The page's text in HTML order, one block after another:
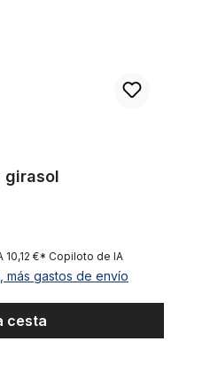
girasol
10,12 €* Copiloto de IA
más gastos de envío
cesta